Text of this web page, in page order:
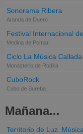
Sonorama Ribera
Aranda de Duero
Festival Internacional
Medina de Pomar
Ciclo La Música Callada
Monasterio de Rodilla
CuboRock
Cubo de Bureba
Mañana...
Territorio de Luz.